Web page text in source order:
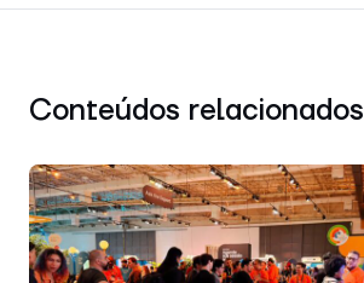
Conteúdos relacionados